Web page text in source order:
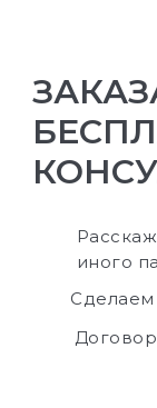
иного
Сделаем